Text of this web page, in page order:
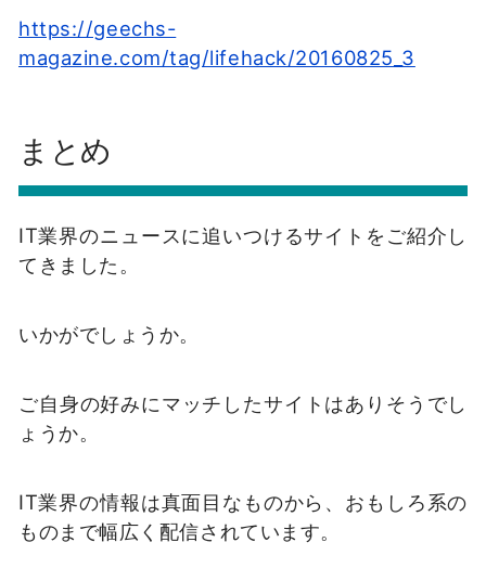
https://geechs-
magazine.com/tag/lifehack/20160825_3
まとめ
IT業界のニュースに追いつけるサイトをご紹介し
てきました。
いかがでしょうか。
ご自身の好みにマッチしたサイトはありそうでし
ょうか。
IT業界の情報は真面目なものから、おもしろ系の
ものまで幅広く配信されています。